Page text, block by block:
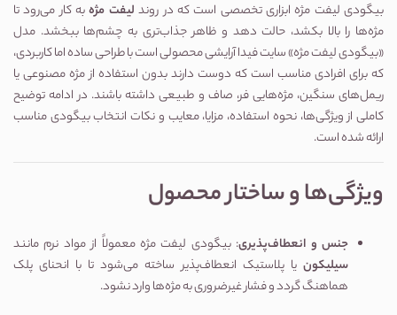
بیگودی لیفت مژه ابزاری تخصصی است که در روند لیفت مژهبه کار می‌رود تا
مژه‌ها را بالا بکشد، حالت دهد و ظاهر جذاب‌تری به چشم‌ها ببخشد. مدل
«بیگودی لیفت مژه» سایت فیدا آرایشی محصولی است با طراحی ساده اما کاربردی،
که برای افرادی مناسب است که دوست دارند بدون استفاده از مژه مصنوعی یا
ریمل‌های سنگین، مژه‌هایی فر، صاف و طبیعی داشته باشند. در ادامه توضیح
کاملی از ویژگی‌ها، نحوه استفاده، مزایا، معایب و نکات انتخاب بیگودی مناسب
ارائه شده است.
ویژگی‌ها و ساختار محصول
جنس و انعطاف‌پذیری: بیگودی لیفت مژه معمولاً از مواد نرم مانند
سیلیکون یا پلاستیک انعطاف‌پذیر ساخته می‌شود تا با انحنای پلک
هماهنگ گردد و فشار غیرضروری به مژه‌ها وارد نشود.